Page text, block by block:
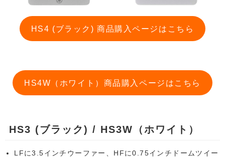
HS4 (ブラック) 商品購入ページはこちら
HS4W（ホワイト）商品購入ページはこちら
HS3 (ブラック) / HS3W（ホワイト）
LFに3.5インチウーファー、HFに0.75インチドームツイー